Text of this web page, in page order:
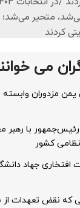
می
مزدوران وابسته
با رهبر
کشور
افتخاری جهاد
که نقض تعهدات از